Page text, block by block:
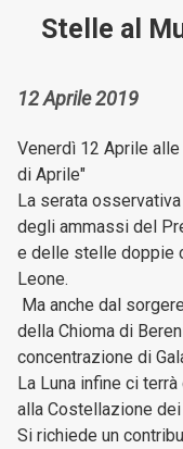
Stelle al
12 Aprile 2019
Venerdì 12 Aprile
di Aprile"
La serata
degli ammassi del
e delle stelle doppie
Leone.
Ma anche dal
della Chioma di
concentrazione di
La Luna infine ci
alla Costellazione dei
Si richiede un